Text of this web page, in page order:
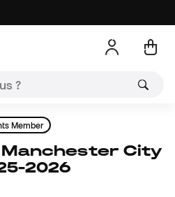
Member
2026